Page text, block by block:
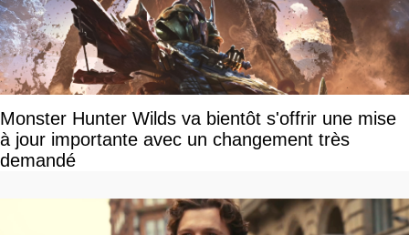
Monster Hunter Wilds va bientôt s'offrir une mise
à jour importante avec un changement très
demandé